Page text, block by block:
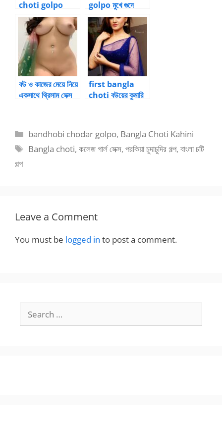
choti golpo
স্কুলের বাথরুমের
বান্ধবীর গুদ চুদা
golpo মুখে গুদে
পোদে ধোন ঢুকিয়ে ঠাপ
বউ ও কাজের মেয়ে নিয়ে
একসাথে থ্রিসাম সেক্স
first bangla
choti বউয়ের কুমারি
Categories
bandhobi chodar golpo, Bangla Choti Kahini
Tags
Bangla choti,কলেজ গার্ল সেক্স,পরকিয়া চুদাচুদির গল্প,বাংলা চটি
গল্প
Leave a Comment
You must be logged in to post a comment.
for: